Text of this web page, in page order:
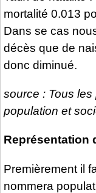
mortalité 0.013
Dans se cas
décès que de
donc diminué.
source : Tous
population et
Représentation
Premièrement il
nommera